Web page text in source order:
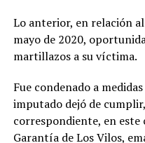
Lo anterior, en relación
mayo de 2020,
martillazos a su víctima.
Fue condenado a
imputado dejó de
correspondiente, en este
Garantía de Los Vilos,